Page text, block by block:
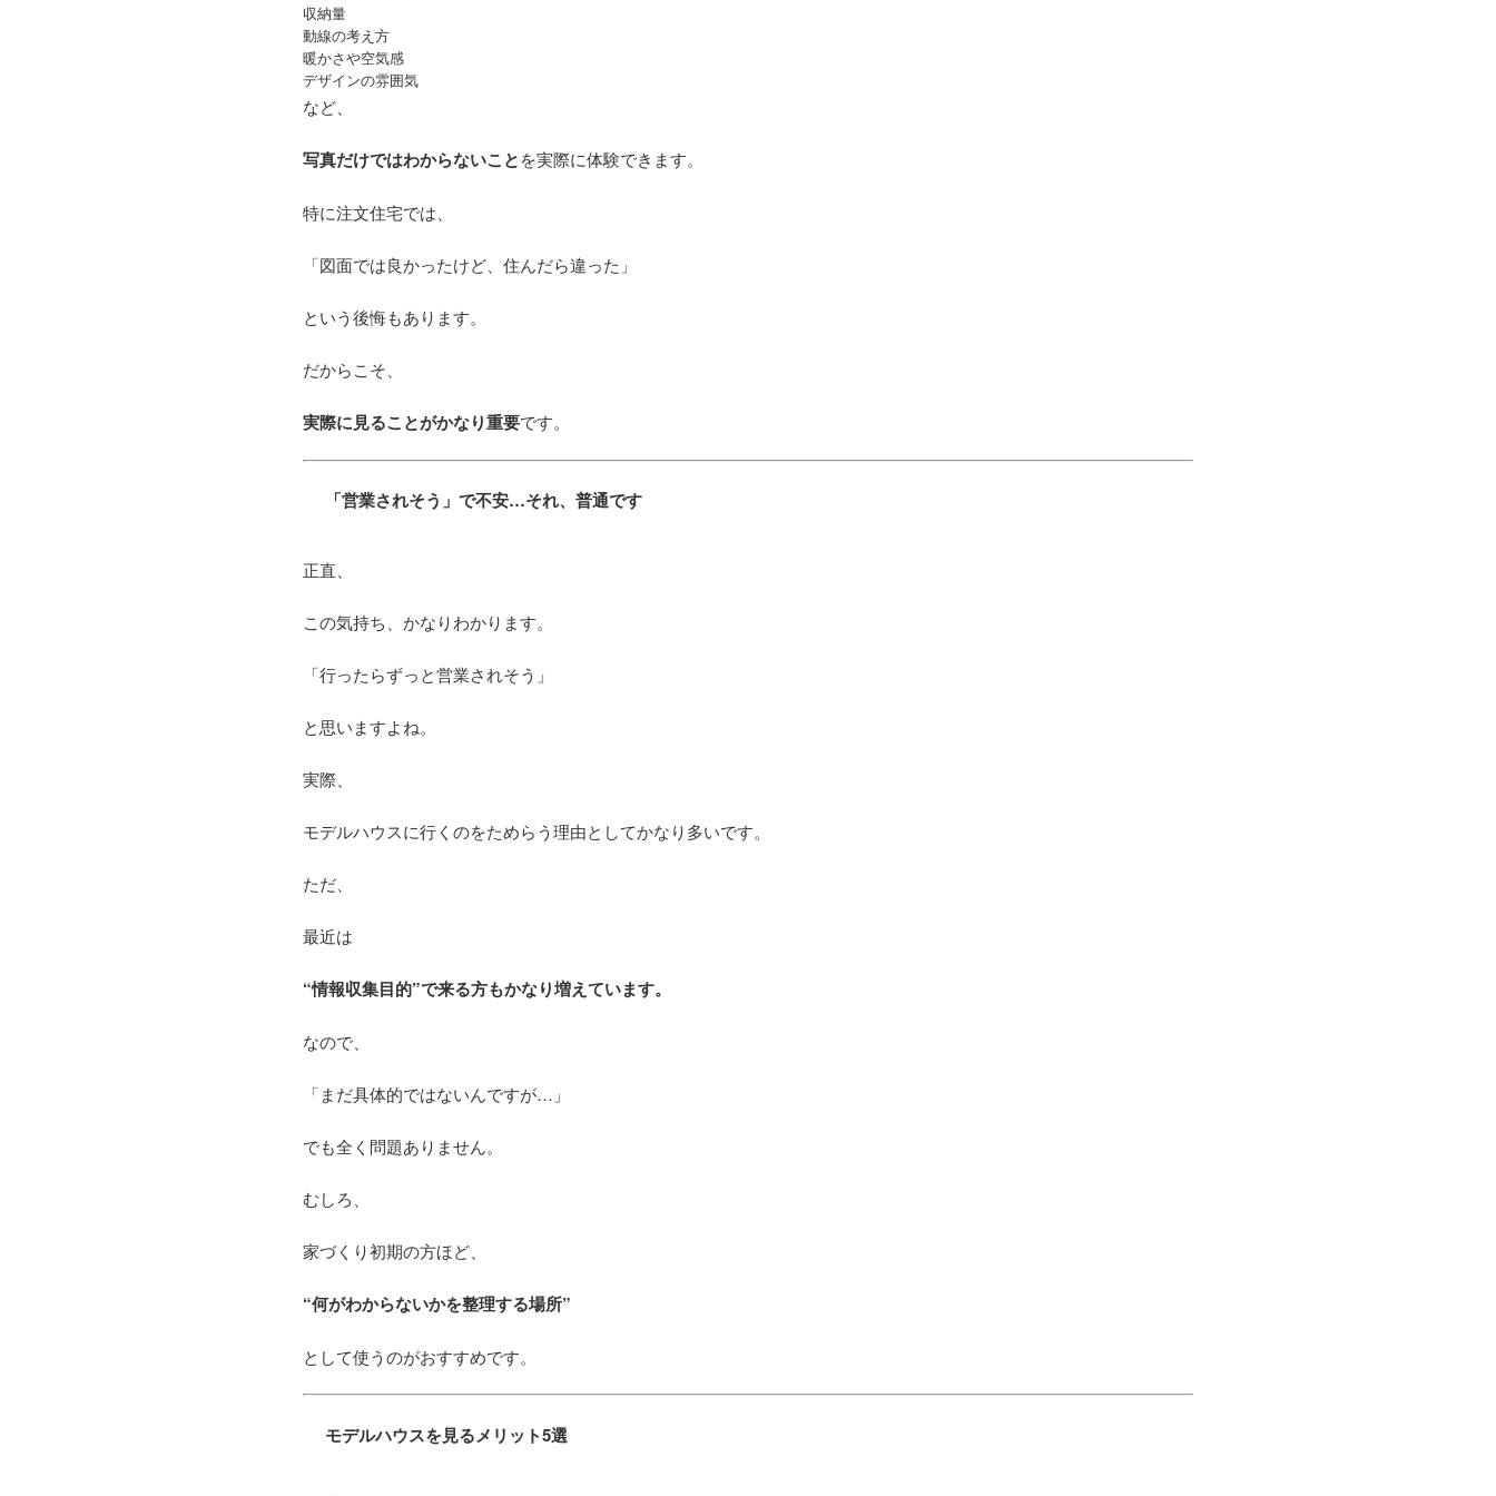
収納量
動線の考え方
暖かさや空気感
デザインの雰囲気
など、
写真だけではわからないことを実際に体験できます。
特に注文住宅では、
「図面では良かったけど、住んだら違った」
という後悔もあります。
だからこそ、
実際に見ることがかなり重要です。
「営業されそう」で不安…それ、普通です
正直、
この気持ち、かなりわかります。
「行ったらずっと営業されそう」
と思いますよね。
実際、
モデルハウスに行くのをためらう理由としてかなり多いです。
ただ、
最近は
“情報収集目的”で来る方もかなり増えています。
なので、
「まだ具体的ではないんですが…」
でも全く問題ありません。
むしろ、
家づくり初期の方ほど、
“何がわからないかを整理する場所”
として使うのがおすすめです。
モデルハウスを見るメリット5選